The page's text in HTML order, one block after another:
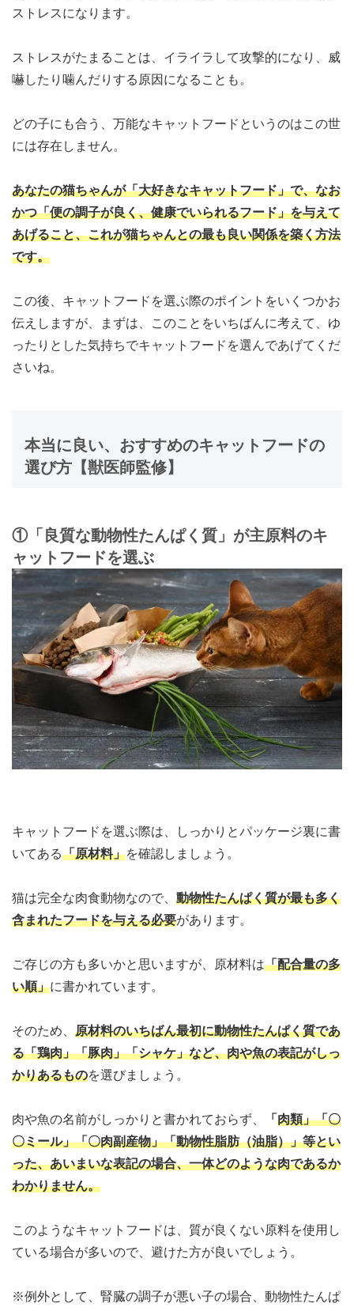
ストレスになります。
ストレスがたまることは、イライラして攻撃的になり、威
嚇したり噛んだりする原因になることも。
どの子にも合う、万能なキャットフードというのはこの世
には存在しません。
あなたの猫ちゃんが「大好きなキャットフード」で、なお
かつ「便の調子が良く、健康でいられるフード」を与えて
あげること、これが猫ちゃんとの最も良い関係を築く方法
です。
この後、キャットフードを選ぶ際のポイントをいくつかお
伝えしますが、まずは、このことをいちばんに考えて、ゆ
ったりとした気持ちでキャットフードを選んであげてくだ
さいね。
本当に良い、おすすめのキャットフードの
選び方【獣医師監修】
①「良質な動物性たんぱく質」が主原料のキ
ャットフードを選ぶ
キャットフードを選ぶ際は、しっかりとパッケージ裏に書
いてある「原材料」を確認しましょう。
猫は完全な肉食動物なので、 動物性たんぱく質が最も多く
含まれたフードを与える必要があります。
ご存じの方も多いかと思いますが、原材料は「配合量の多
い順」に書かれています。
そのため、 原材料のいちばん最初に動物性たんぱく質であ
る「鶏肉」「豚肉」「シャケ」など、肉や魚の表記がしっ
かりあるものを選びましょう。
肉や魚の名前がしっかりと書かれておらず、 「 肉類」「〇
〇ミール」「〇肉副産物」「動物性脂肪（油脂）」等とい
った、あいまいな表記の場合、一体どのような肉であるか
わかりません。
このようなキャットフードは、質が良くない原料を使用し
ている場合が多いので、避けた方が良いでしょう。
※例外として、腎臓の調子が悪い子の場合、動物性たんぱ